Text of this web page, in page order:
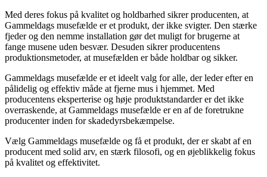
Med deres fokus på kvalitet og holdbarhed sikrer producenten, at
Gammeldags musefælde er et produkt, der ikke svigter. Den stærke
fjeder og den nemme installation gør det muligt for brugerne at
fange musene uden besvær. Desuden sikrer producentens
produktionsmetoder, at musefælden er både holdbar og sikker.
Gammeldags musefælde er et ideelt valg for alle, der leder efter en
pålidelig og effektiv måde at fjerne mus i hjemmet. Med
producentens eksperterise og høje produktstandarder er det ikke
overraskende, at Gammeldags musefælde er en af de foretrukne
producenter inden for skadedyrsbekæmpelse.
Vælg Gammeldags musefælde og få et produkt, der er skabt af en
producent med solid arv, en stærk filosofi, og en øjeblikkelig fokus
på kvalitet og effektivitet.